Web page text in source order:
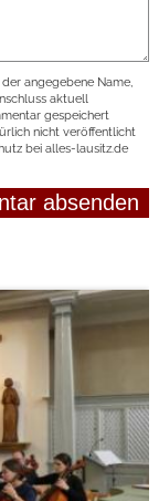
angegebene Name,
aktuell
gespeichert
nicht veröffentlicht
bei alles-lausitz.de